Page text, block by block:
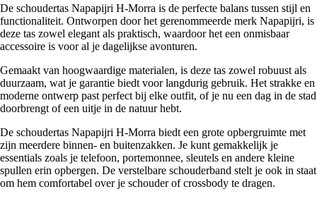
De schoudertas Napapijri H-Morra is de perfecte balans tussen stijl en
functionaliteit. Ontworpen door het gerenommeerde merk Napapijri, is
deze tas zowel elegant als praktisch, waardoor het een onmisbaar
accessoire is voor al je dagelijkse avonturen.
Gemaakt van hoogwaardige materialen, is deze tas zowel robuust als
duurzaam, wat je garantie biedt voor langdurig gebruik. Het strakke en
moderne ontwerp past perfect bij elke outfit, of je nu een dag in de stad
doorbrengt of een uitje in de natuur hebt.
De schoudertas Napapijri H-Morra biedt een grote opbergruimte met
zijn meerdere binnen- en buitenzakken. Je kunt gemakkelijk je
essentials zoals je telefoon, portemonnee, sleutels en andere kleine
spullen erin opbergen. De verstelbare schouderband stelt je ook in staat
om hem comfortabel over je schouder of crossbody te dragen.